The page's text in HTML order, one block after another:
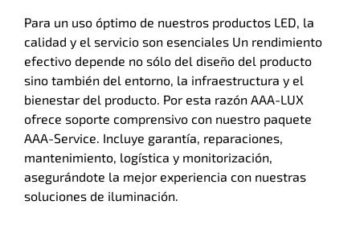
Para un uso óptimo de nuestros productos LED, la
calidad y el servicio son esenciales Un rendimiento
efectivo depende no sólo del diseño del producto
sino también del entorno, la infraestructura y el
bienestar del producto. Por esta razón AAA-LUX
ofrece soporte comprensivo con nuestro paquete
AAA-Service. Incluye garantía, reparaciones,
mantenimiento, logística y monitorización,
asegurándote la mejor experiencia con nuestras
soluciones de iluminación.